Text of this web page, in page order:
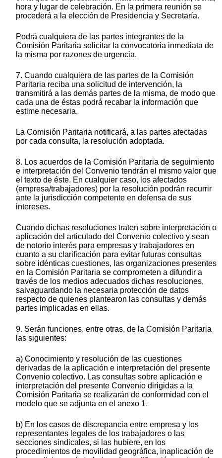
hora y lugar de celebración. En la primera reunión se
procederá a la elección de Presidencia y Secretaría.
Podrá cualquiera de las partes integrantes de la
Comisión Paritaria solicitar la convocatoria inmediata de
la misma por razones de urgencia.
7. Cuando cualquiera de las partes de la Comisión
Paritaria reciba una solicitud de intervención, la
transmitirá a las demás partes de la misma, de modo que
cada una de éstas podrá recabar la información que
estime necesaria.
La Comisión Paritaria notificará, a las partes afectadas
por cada consulta, la resolución adoptada.
8. Los acuerdos de la Comisión Paritaria de seguimiento
e interpretación del Convenio tendrán el mismo valor que
el texto de éste. En cualquier caso, los afectados
(empresa/trabajadores) por la resolución podrán recurrir
ante la jurisdicción competente en defensa de sus
intereses.
Cuando dichas resoluciones traten sobre interpretación o
aplicación del articulado del Convenio colectivo y sean
de notorio interés para empresas y trabajadores en
cuanto a su clarificación para evitar futuras consultas
sobre idénticas cuestiones, las organizaciones presentes
en la Comisión Paritaria se comprometen a difundir a
través de los medios adecuados dichas resoluciones,
salvaguardando la necesaria protección de datos
respecto de quienes plantearon las consultas y demás
partes implicadas en ellas.
9. Serán funciones, entre otras, de la Comisión Paritaria
las siguientes:
a) Conocimiento y resolución de las cuestiones
derivadas de la aplicación e interpretación del presente
Convenio colectivo. Las consultas sobre aplicación e
interpretación del presente Convenio dirigidas a la
Comisión Paritaria se realizarán de conformidad con el
modelo que se adjunta en el anexo 1.
b) En los casos de discrepancia entre empresa y los
representantes legales de los trabajadores o las
secciones sindicales, si las hubiere, en los
procedimientos de movilidad geográfica, inaplicación de